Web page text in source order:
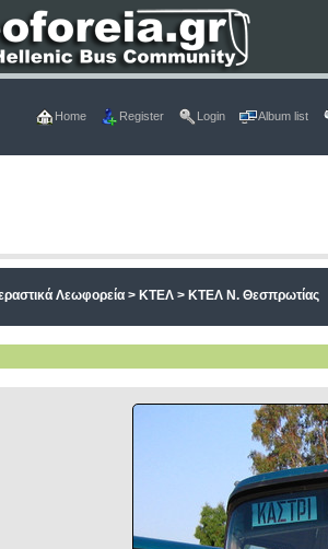
Home Register Login Album list
Λεωφορεία > ΚΤΕΛ > ΚΤΕΛ Ν. Θεσπρωτίας